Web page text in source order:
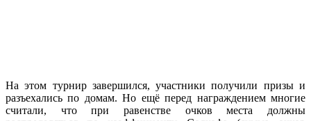
На этом турнир завершился, участники получили призы и
разъехались по домам. Но ещё перед награждением многие
считали, что при равенстве очков места должны